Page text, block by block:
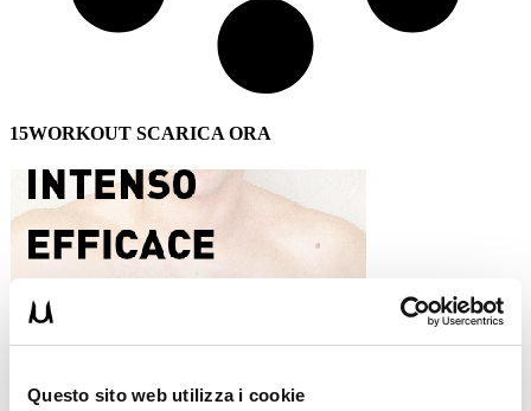
Questo sito web utilizza i cookie
15WORKOUT SCARICA ORA